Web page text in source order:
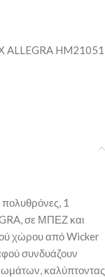
HM21051
1
σε ΜΠΕΖ και
χώρου από Wicker
συνδυάζουν
καλύπτοντας